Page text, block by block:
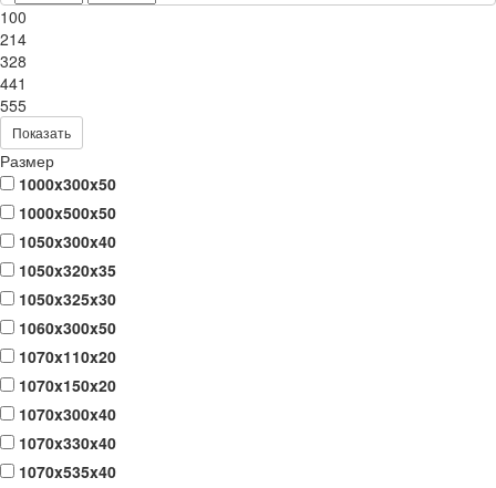
100
214
328
441
555
Показать
Размер
1000x300x50
1000x500x50
1050x300x40
1050x320x35
1050x325x30
1060x300x50
1070x110x20
1070x150x20
1070x300x40
1070x330x40
1070x535x40